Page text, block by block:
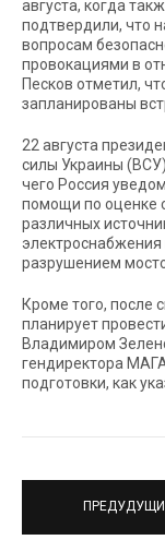
августа, когда
подтвердили, что
вопросам
провокациями в
Песков отметил,
запланированы
22 августа
силы Украины
чего Россия
помощи по оценке
различных
электроснабжения
разрушением
Кроме того, после
планирует
Владимиром
гендиректора
подготовки, как